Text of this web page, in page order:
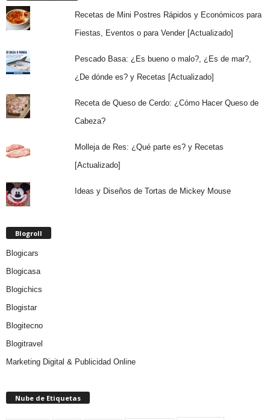
Recetas de Mini Postres Rápidos y Económicos para
Fiestas, Eventos o para Vender [Actualizado]
Pescado Basa: ¿Es bueno o malo?, ¿Es de mar?,
¿De dónde es? y Recetas [Actualizado]
Receta de Queso de Cerdo: ¿Cómo Hacer Queso de
Cabeza?
Molleja de Res: ¿Qué parte es? y Recetas
[Actualizado]
Ideas y Diseños de Tortas de Mickey Mouse
Blogroll
Blogicars
Blogicasa
Blogichics
Blogistar
Blogitecno
Blogitravel
Marketing Digital & Publicidad Online
Nube de Etiquetas